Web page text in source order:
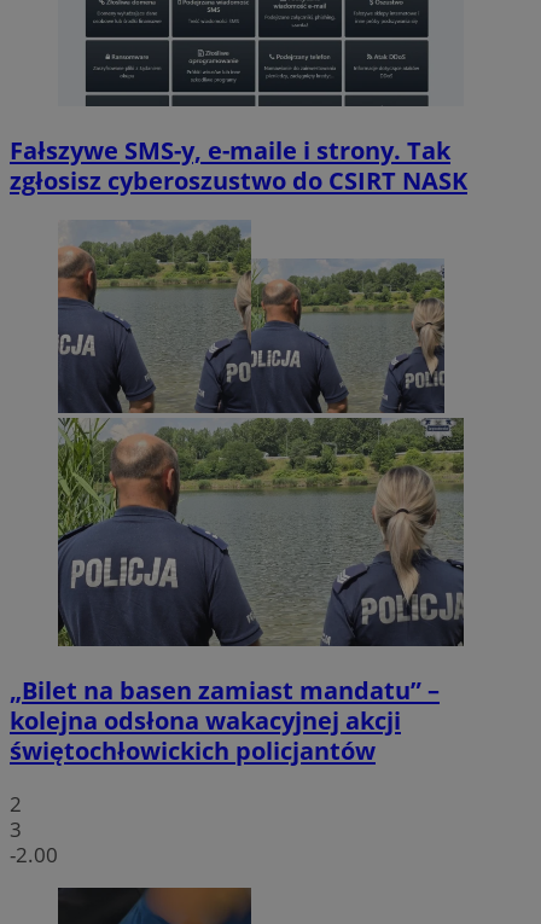
Fałszywe SMS-y, e-maile i strony. Tak
zgłosisz cyberoszustwo do CSIRT NASK
„Bilet na basen zamiast mandatu” –
kolejna odsłona wakacyjnej akcji
świętochłowickich policjantów
2
3
-2.00